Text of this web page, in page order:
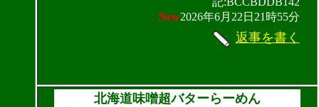
New2026年6月22日21時55分
返事を書く
北海道味噌超バターらーめん